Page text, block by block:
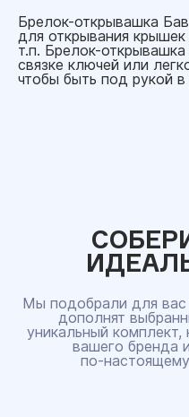
Брелок-открывашка
для открывания
т.п. Брелок-
связке ключей или
чтобы быть под рукой
Мы подобрали для вас
дополнят
уникальный комплект,
вашего бренда